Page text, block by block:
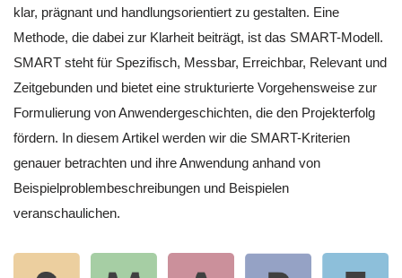
klar, prägnant und handlungsorientiert zu gestalten. Eine
Methode, die dabei zur Klarheit beiträgt, ist das SMART-Modell.
SMART steht für Spezifisch, Messbar, Erreichbar, Relevant und
Zeitgebunden und bietet eine strukturierte Vorgehensweise zur
Formulierung von Anwendergeschichten, die den Projekterfolg
fördern. In diesem Artikel werden wir die SMART-Kriterien
genauer betrachten und ihre Anwendung anhand von
Beispielproblembeschreibungen und Beispielen
veranschaulichen.